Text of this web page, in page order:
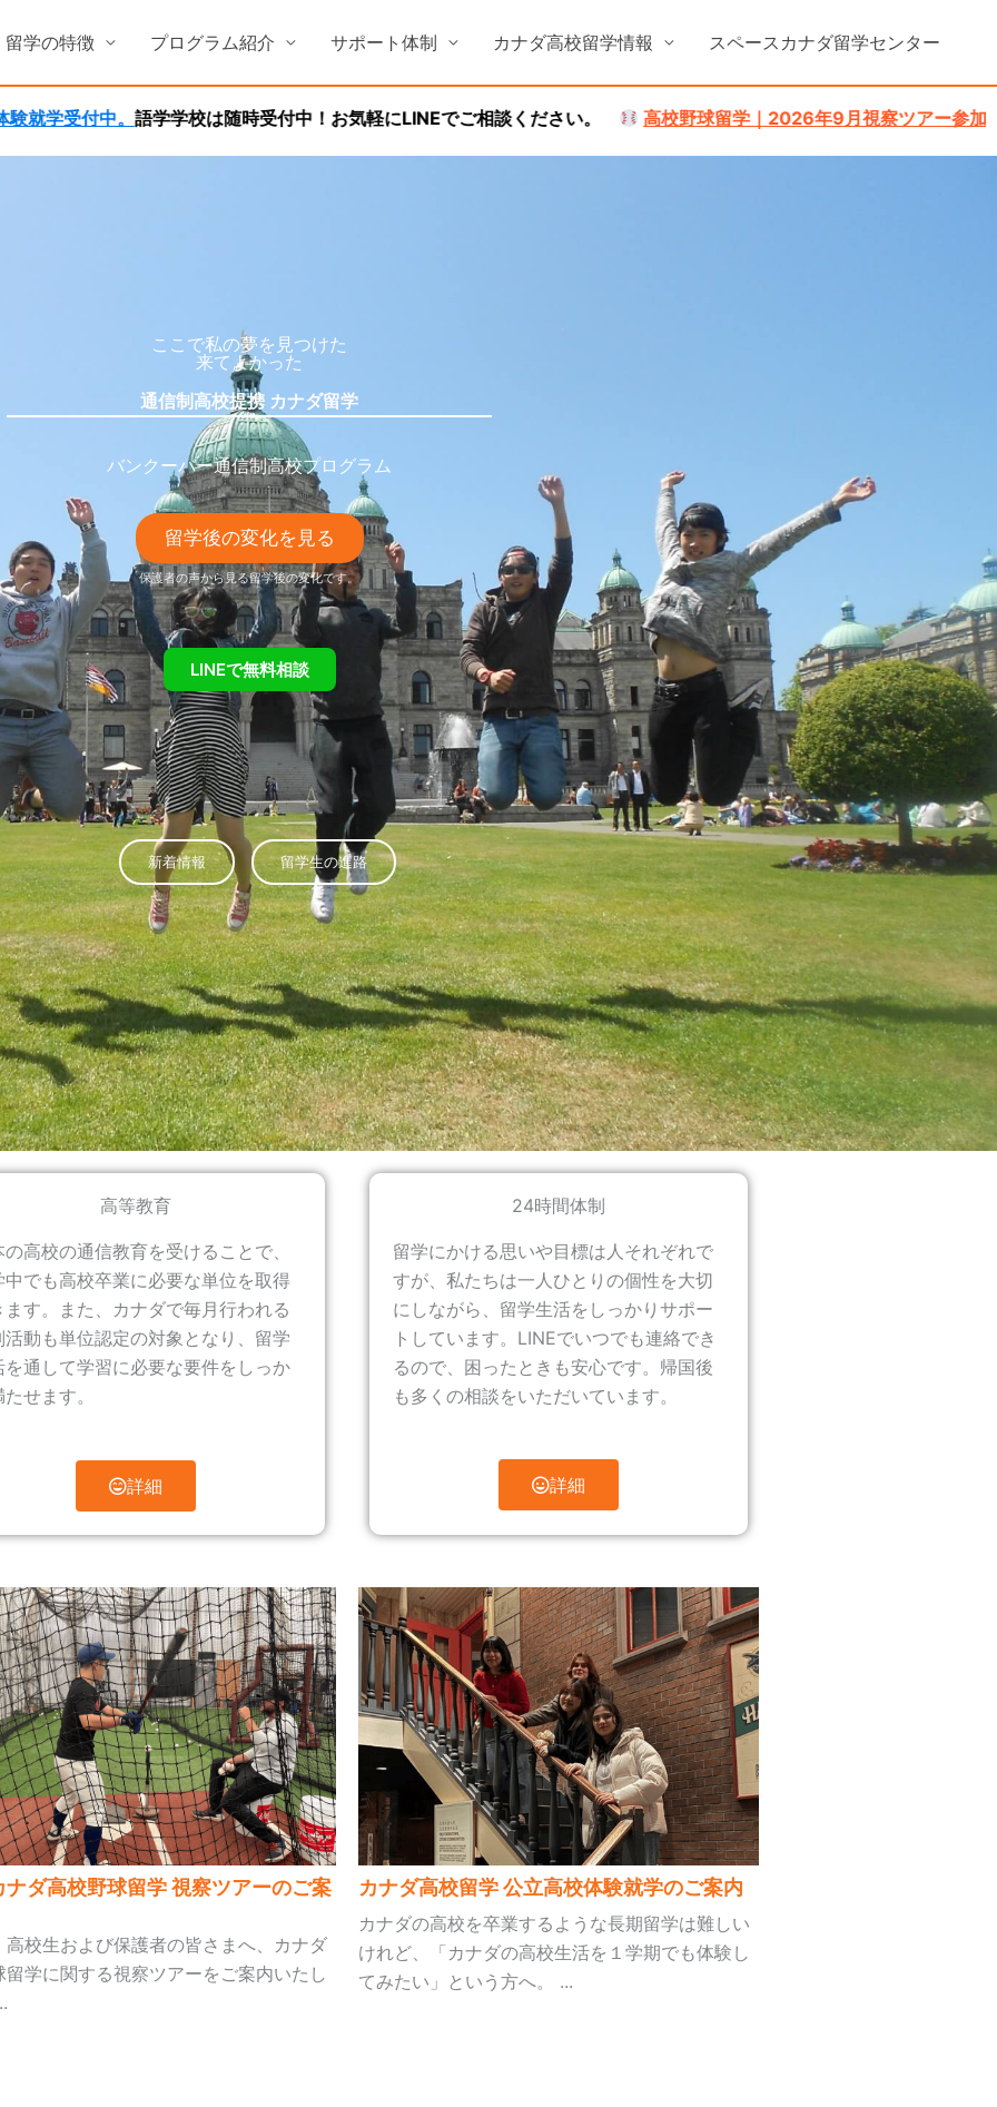
留学の特徴 プログラム紹介 サポート体制 カナダ高校留学情報 スペースカナダ留学センター
校は随時受付中！お気軽にLINEでご相談ください。 高校野球留学｜2026年9月視察ツアー参加者募集中！詳しくは
ここで私の夢を見つけた
来てよかった
通信制高校提携 カナダ留学
バンクーバー通信制高校プログラム
留学後の変化を見る
保護者の声から見る留学後の変化です。
LINEで無料相談
新着情報 留学生の進路
高等教育
の高校の通信教育を受けることで、
中でも高校卒業に必要な単位を取得
ます。また、カナダで毎月行われる
活動も単位認定の対象となり、留学
を通して学習に必要な要件をしっか
たせます。
詳細
24時間体制
留学にかける思いや目標は人それぞれで
すが、私たちは一人ひとりの個性を大切
にしながら、留学生活をしっかりサポー
トしています。LINEでいつでも連絡でき
るので、困ったときも安心です。帰国後
も多くの相談をいただいています。
詳細
ダ高校野球留学 視察ツアーのご案
高校生および保護者の皆さまへ、カナダ
留学に関する視察ツアーをご案内いたし
カナダ高校留学 公立高校体験就学のご案内
カナダの高校を卒業するような長期留学は難しい
けれど、「カナダの高校生活を１学期でも体験し
てみたい」という方へ。 ...